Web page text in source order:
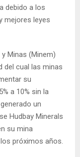
debido a los
mejores leyes
Minas (Minem)
del cual las minas
su
a 10% sin la
un
Hudbay Minerals
su mina
próximos años.